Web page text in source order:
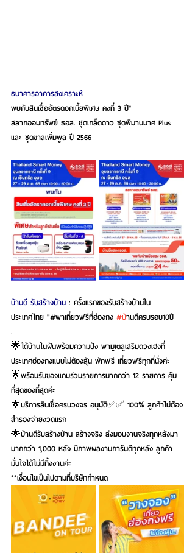
ธนาคารอาคารสงเคราะห์
พบกับสินเชื่ออัตรดอกเบี้ยพิเศษ คงที่ 3 ปี*
สลากออมทรัพย์ ธอส. ชุดเกล็ดดาว ชุดพิมานมาศ Plus
และ ชุดขาลเพิ่มพูล ปี 2566
บ้านดี รับสร้างบ้าน : ครั้งแรกของรับสร้างบ้านใน
ประเทศไทย "#พาเที่ยวฟรีที่ฮ่องกง #บ้านดีครบรอบ10ปี
.
🌟ได้บ้านในฝันพร้อมความปัง พามูเตลูเสริมดวงเฮงที่
ประเทศฮ่องกงแบบไม่ต้องลุ้น พักฟรี เที่ยวฟรีทุกที่นั่งค่ะ
🌟พร้อมรับของแถมร่วมรายการมากกว่า 12 รายการ คุ้ม
ที่สุดของที่สุดค่ะ
🌟บริการสินเชื่อครบวงจร อนุมัติ✅️✅️ 100% ลูกค้าไม่ต้อง
สำรองจ่ายงวดแรก
🌟บ้านดีรับสร้างบ้าน สร้างจริง ส่งมอบงานจริงทุกหลังมา
มากกว่า 1,000 หลัง มีภาพผลงานการันตีทุกหลัง ลูกค้า
มั่นใจได้ไม่มีทิ้งงานค่ะ
**เงื่อนไขเป็นไปตามที่บริษัทกำหนด